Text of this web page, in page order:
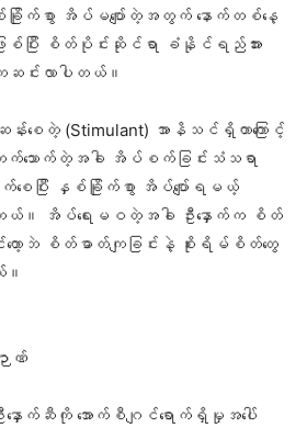
စွာ အိပ်မပျော်တဲ့အတွက် နောက်တစ်နေ့
ပြီး စိတ်ပိုင်းဆိုင်ရာ ခံနိုင်ရည်အား
ျဆင်းလာပါတယ်။
စေတဲ့ (Stimulant) အာနိသင်ရှိတာကြောင့်
သောက်တဲ့အခါ အိပ်စက်ခြင်းသံသရာ
ေပြီး နှစ်ခြိုက်စွာ အိပ်ပျော်ရမယ့်
ါတယ်။ အိပ်ရေးမဝတဲ့အခါ ဦးနှောက်က စိတ်
ာ့ဘဲ စိတ်ဓာတ်ကျခြင်းနဲ့ စိုးရိမ်စိတ်တွေ
။
ာဏ်
နှောက်ဆီကို အောက်စီဂျင်ရောက်ရှိမှုအပေါ်